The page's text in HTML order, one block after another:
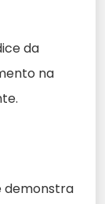
da
na
demonstra